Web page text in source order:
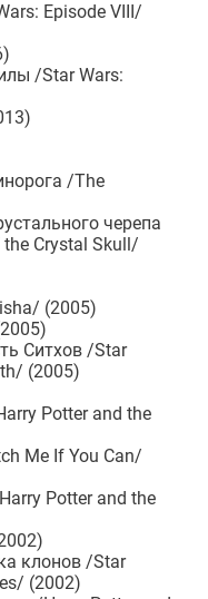
Episode VIII/
/Star Wars:
/The
черепа
Crystal Skull/
(2005)
Ситхов /Star
(2005)
Potter and the
Me If You Can/
Potter and the
клонов /Star
(2002)